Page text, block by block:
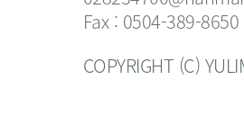
Fax : 0504-389-8650
COPYRIGHT (C)